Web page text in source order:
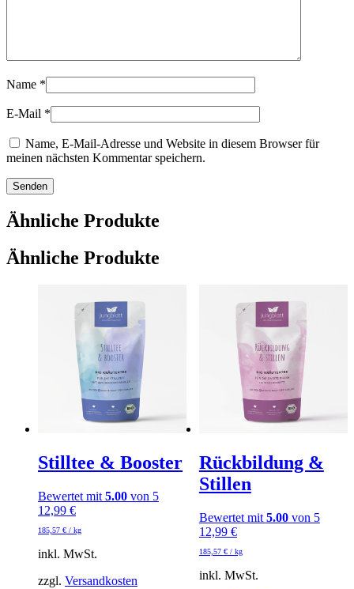
Name *
E-Mail *
Name, E-Mail-Adresse und Website in diesem Browser für
meinen nächsten Kommentar speichern.
Ähnliche Produkte
Ähnliche Produkte
Stilltee & Booster
Bewertet mit 5.00 von 5
12,99 €
185,57 € / kg
inkl. MwSt.
zzgl. Versandkosten
Rückbildung &
Stillen
Bewertet mit 5.00von 5
12,99 €
185,57 €/ kg
inkl. MwSt.